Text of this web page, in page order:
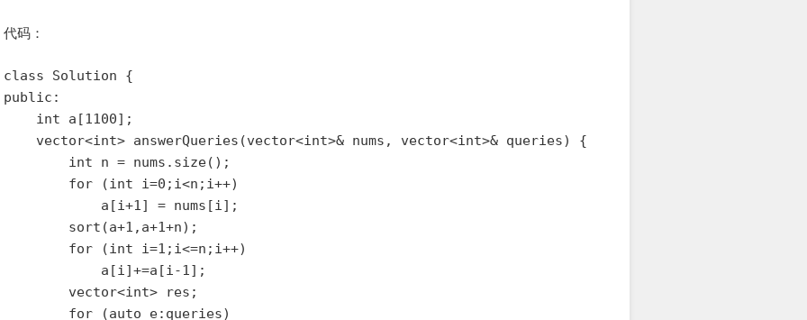
代码：
class Solution {
public:
    int a[1100];
    vector<int> answerQueries(vector<int>& nums, vector<int>& queries) {
        int n = nums.size();
        for (int i=0;i<n;i++)
            a[i+1] = nums[i];
        sort(a+1,a+1+n);
        for (int i=1;i<=n;i++)
            a[i]+=a[i-1];
        vector<int> res;
        for (auto e:queries)